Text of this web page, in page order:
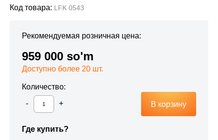
Код товара: LFK 0543
Рекомендуемая розничная цена:
959 000 so'm
Доступно более 20 шт.
Количество:
В корзину
Где купить?